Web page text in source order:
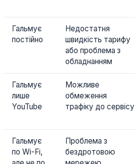
Гальмує
постійно
Недостатня
швидкість тарифу
або проблема з
обладнанням
Гальмує
лише
YouTube
Можливе
обмеження
трафіку до сервісу
Гальмує
по Wi-Fi,
Проблема з
бездротовою